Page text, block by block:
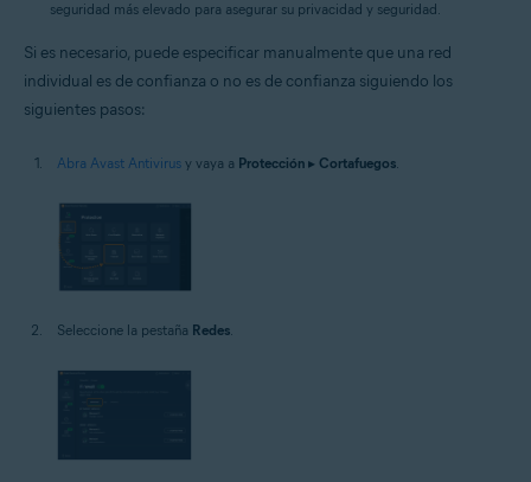
seguridad más elevado para asegurar su privacidad y seguridad.
Si es necesario, puede especificar manualmente que una red
individual es de confianza o no es de confianza siguiendo los
siguientes pasos:
Abra Avast Antivirus y vaya a Protección ▸ Cortafuegos.
Seleccione la pestaña Redes.